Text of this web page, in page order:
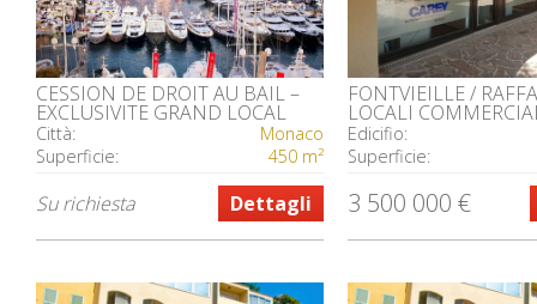
CESSION DE DROIT AU BAIL –
EXCLUSIVITE GRAND LOCAL
COMMERCIAL, E
Città:
Monaco
Superficie:
450 m²
Su richiesta Dettagli
FONTVIEILLE /
LOCALI
Edicifio:
Superficie:
3 500 000 €